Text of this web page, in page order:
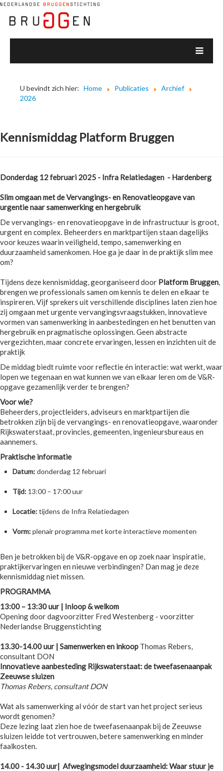
U bevindt zich hier: Home Publicaties
Archief
2026
Kennismiddag Platform Bruggen
Donderdag 12 februari 2025 - Infra Relatiedagen - Hardenberg
Slim omgaan met de Vervangings- en Renovatieopgavevan
urgentie naar samenwerking en hergebruik
De vervangings- en renovatieopgave in de infrastructuur is groot,
urgent en complex. Beheerders en marktpartijen staan dagelijks
voor keuzes waarin veiligheid, tempo, samenwerking en
duurzaamheid samenkomen. Hoe ga je daar in de praktijk slim mee
om?
Tijdens deze kennismiddag, georganiseerd door Platform Bruggen,
brengen we professionals samen om kennis te delen en elkaar te
inspireren. Vijf sprekers uit verschillende disciplines laten zien hoe
zij omgaan met urgente vervangingsvraagstukken, innovatieve
vormen van samenwerking in aanbestedingen en het benutten van
hergebruik en pragmatische oplossingen. Geen abstracte
vergezichten, maar concrete ervaringen, lessen en inzichten uit de
praktijk
De middag biedt ruimte voor reflectie én interactie: wat werkt, waar
lopen we tegenaan en wat kunnen we van elkaar leren om de V&R-
opgave gezamenlijk verder te brengen?
Voor wie?
Beheerders, projectleiders, adviseurs en marktpartijen die
betrokken zijn bij de vervangings- en renovatieopgave, waaronder
Rijkswaterstaat, provincies, gemeenten, ingenieursbureaus en
aannemers.
Praktische informatie
Datum:donderdag 12 februari
Tijd: 13:00 – 17:00 uur
Locatie:tijdens de Infra Relatiedagen
Vorm:plenair programma met korte interactieve momenten
Ben je betrokken bij de V&R-opgave en op zoek naar inspiratie,
praktijkervaringen en nieuwe verbindingen? Dan mag je deze
kennismiddag niet missen.
PROGRAMMA
13:00 – 13:30 uur | Inloop & welkom
Opening door dagvoorzitter Fred Westenberg - voorzitter
Nederlandse Bruggenstichting
13.30-14.00 uur | Samenwerken en inkoop Thomas Rebers,
consultant DON
Innovatieve aanbesteding Rijkswaterstaat: de tweefasenaanpak
Zeeuwse sluizen
Thomas Rebers, consultant DON
Wat als samenwerking al vóór de start van het project serieus
wordt genomen?
Deze lezing laat zien hoe de tweefasenaanpak bij de Zeeuwse
sluizen leidde tot vertrouwen, betere samenwerking en minder
faalkosten.
14.00 - 14.30 uur| Afwegingsmodel duurzaamheid: Waar stuur je